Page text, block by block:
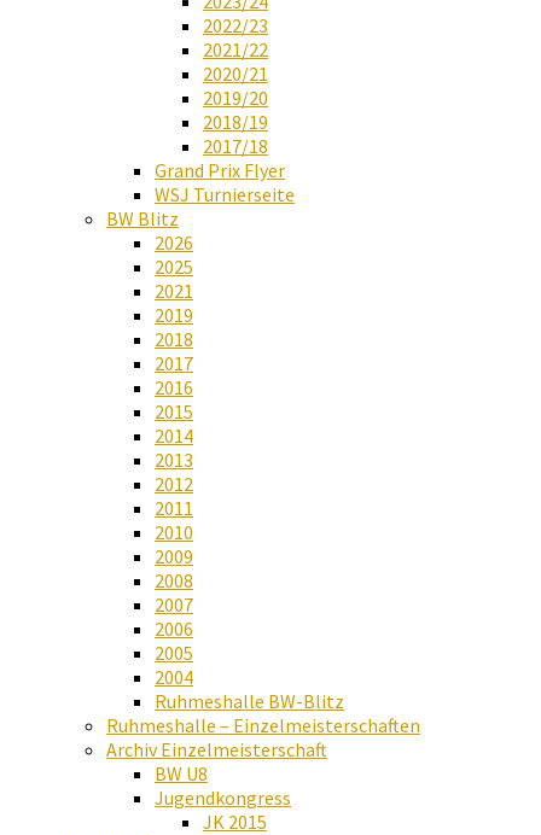
2022/23
2021/22
2020/21
2019/20
2018/19
2017/18
Grand Prix Flyer
WSJ Turnierseite
BW Blitz
2026
2025
2021
2019
2018
2017
2016
2015
2014
2013
2012
2011
2010
2009
2008
2007
2006
2005
2004
Ruhmeshalle BW-Blitz
Ruhmeshalle – Einzelmeisterschaften
Archiv Einzelmeisterschaft
BW U8
Jugendkongress
JK 2015